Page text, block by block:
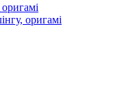
оригамі